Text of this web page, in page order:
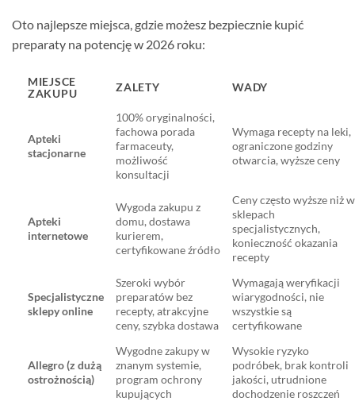
Oto najlepsze miejsca, gdzie możesz bezpiecznie kupić
preparaty na potencję w 2026 roku:
MIEJSCE
ZAKUPU
ZALETY WADY
Apteki
stacjonarne
100% oryginalności,
fachowa porada
farmaceuty,
możliwość
konsultacji
Wymaga recepty na leki,
ograniczone godziny
otwarcia, wyższe ceny
Apteki
internetowe
Wygoda zakupu z
domu, dostawa
kurierem,
certyfikowane źródło
Ceny często wyższe niż w
sklepach
specjalistycznych,
konieczność okazania
recepty
Specjalistyczne
sklepy online
Szeroki wybór
preparatów bez
recepty, atrakcyjne
ceny, szybka dostawa
Wymagają weryfikacji
wiarygodności, nie
wszystkie są
certyfikowane
Allegro (z dużą
ostrożnością)
Wygodne zakupy w
znanym systemie,
program ochrony
kupujących
Wysokie ryzyko
podróbek, brak kontroli
jakości, utrudnione
dochodzenie roszczeń